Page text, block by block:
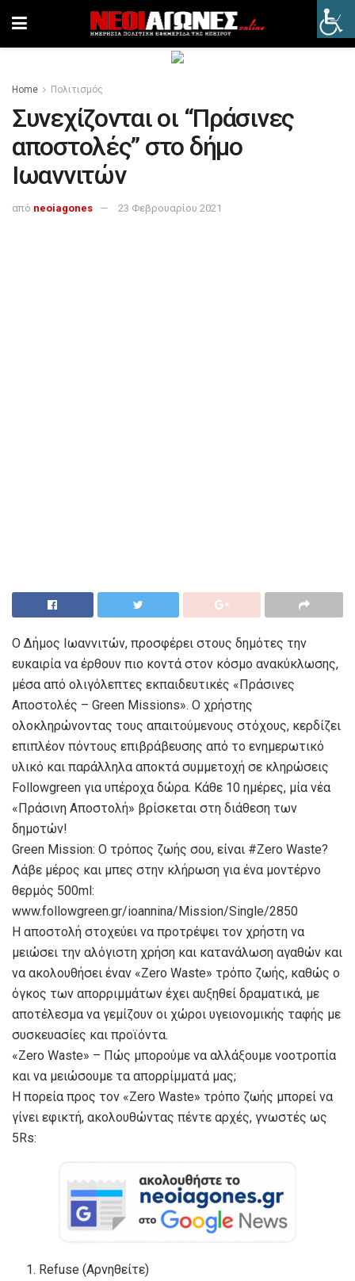
Home Πολιτισμός
Συνεχίζονται οι “Πράσινες
αποστολές” στο δήμο
Ιωαννιτών
από neoiagones 23 Φεβρουαρίου 2021
Ο Δήμος Ιωαννιτών, προσφέρει στους δημότες την
ευκαιρία να έρθουν πιο κοντά στον κόσμο ανακύκλωσης,
μέσα από ολιγόλεπτες εκπαιδευτικές «Πράσινες
Αποστολές – Green Missions». Ο χρήστης
ολοκληρώνοντας τους απαιτούμενους στόχους, κερδίζει
επιπλέον πόντους επιβράβευσης από το ενημερωτικό
υλικό και παράλληλα αποκτά συμμετοχή σε κληρώσεις
Followgreen για υπέροχα δώρα. Κάθε 10 ημέρες, μία νέα
«Πράσινη Αποστολή» βρίσκεται στη διάθεση των
δημοτών!
Green Mission: Ο τρόπος ζωής σου, είναι #Zero Waste?
Λάβε μέρος και μπες στην κλήρωση για ένα μοντέρνο
θερμός 500ml:
www.followgreen.gr/ioannina/Mission/Single/2850
Η αποστολή στοχεύει να προτρέψει τον χρήστη να
μειώσει την αλόγιστη χρήση και κατανάλωση αγαθών και
να ακολουθήσει έναν «Zero Waste» τρόπο ζωής, καθώς ο
όγκος των απορριμμάτων έχει αυξηθεί δραματικά, με
αποτέλεσμα να γεμίζουν οι χώροι υγειονομικής ταφής με
συσκευασίες και προϊόντα.
«Zero Waste» – Πώς μπορούμε να αλλάξουμε νοοτροπία
και να μειώσουμε τα απορρίμματά μας;
Η πορεία προς τον «Zero Waste» τρόπο ζωής μπορεί να
γίνει εφικτή, ακολουθώντας πέντε αρχές, γνωστές ως
5Rs:
Refuse (Αρνηθείτε)